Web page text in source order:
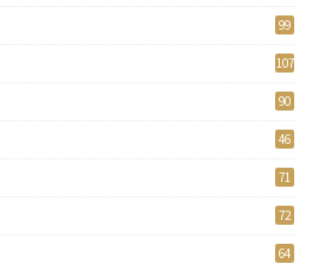
99
107
90
46
71
72
64